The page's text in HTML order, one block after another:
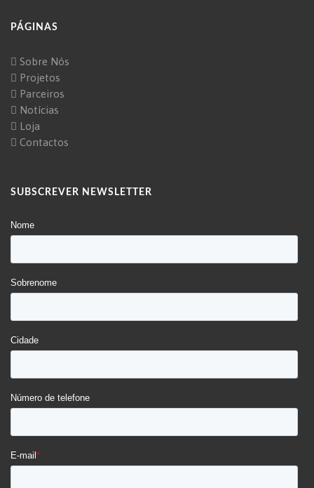
PÁGINAS
Sobre Nós
Projetos
Parceiros
Notícias
Loja
Contactos
SUBSCREVER NEWSLETTER